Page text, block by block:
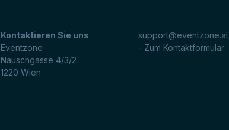
Kontaktieren Sie uns
Eventzone
Nauschgasse 4/3/2
1220 Wien
support@eventzone.at
- Zum Kontaktformular